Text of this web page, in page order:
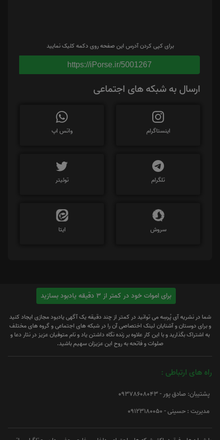
برای کپی کردن آدرس این صفحه روی دکمه کلیک نمایید
https://iPorse.ir/5001267
ارسال به شبکه های اجتماعی
اینستاگرام واتس اپ
تلگرام توئیتر
سروش ایتا
برای اموات خود در کمتر از 3 دقیقه یادبود بسازید
شما در نشریه آی پُرسِه می توانید در کمتر از چند دقیقه یک آگهی یادبود مجازی ایجاد کنید
و برای دوستان و آشنایان لینک اختصاصی آن را در شبکه های اجتماعی و گروه های مختلف
به اشتراک بگذارید و با این کار علاوه بر زنده نگاه داشتن یاد و نام متوفیان عزیز در نثار دعا و
صلوات و فاتحه به روح این عزیزان سهیم باشید.
راه های ارتباطی :
پشتیبان: صادق پور - 09378608043
مدیریت : حسینی - 09123180050